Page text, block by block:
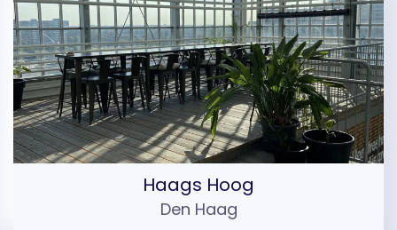
Haags Hoog
Den Haag